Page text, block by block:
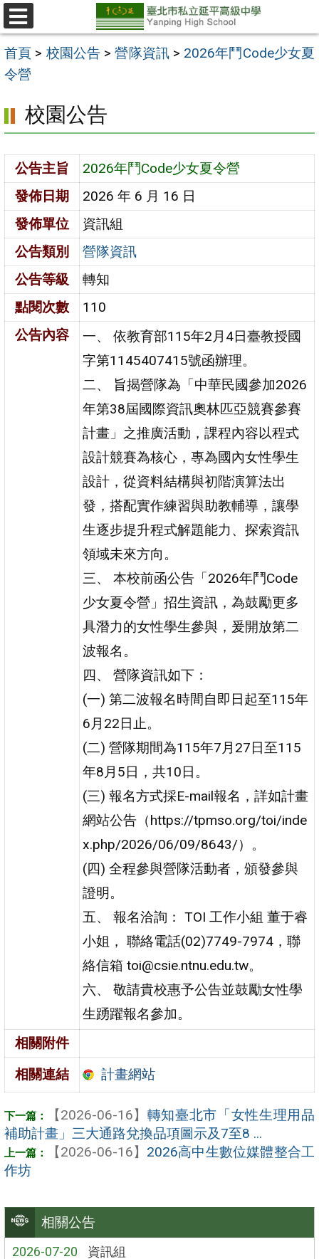
跳
至
主
要
區
選
單
首頁 > 校園公告 >營隊資訊> 2026年鬥Code少女夏
令營
相關公告
2026-07-20 資訊組
校園公告
公告主旨
2026年鬥Code少女夏令營
發佈日期
2026 年 6 月 16 日
發佈單位
資訊組
公告類別
營隊資訊
公告等級
轉知
點閱次數
110
公告內容
一、 依教育部115年2月4日臺教授國
字第1145407415號函辦理。
二、 旨揭營隊為「中華民國參加2026
年第38屆國際資訊奧林匹亞競賽參賽
計畫」之推廣活動，課程內容以程式
設計競賽為核心，專為國內女性學生
設計，從資料結構與初階演算法出
發，搭配實作練習與助教輔導，讓學
生逐步提升程式解題能力、探索資訊
領域未來方向。
三、 本校前函公告「2026年鬥Code
少女夏令營」招生資訊，為鼓勵更多
具潛力的女性學生參與，爰開放第二
波報名。
四、 營隊資訊如下：
(一) 第二波報名時間自即日起至115年
6月22日止。
(二) 營隊期間為115年7月27日至115
年8月5日，共10日。
(三) 報名方式採E-mail報名，詳如計畫
網站公告（https://tpmso.org/toi/inde
x.php/2026/06/09/8643/）。
(四) 全程參與營隊活動者，頒發參與
證明。
五、 報名洽詢： TOI 工作小組 董于睿
小姐， 聯絡電話(02)7749-7974，聯
絡信箱 toi@csie.ntnu.edu.tw。
六、 敬請貴校惠予公告並鼓勵女性學
生踴躍報名參加。
相關附件
相關連結
計畫網站
【2026-06-16】 轉知臺北市「女性生理用品
補助計畫」三大通路兌換品項圖示及7至8 ...
【2026-06-16】 2026高中生數位媒體整合工
作坊